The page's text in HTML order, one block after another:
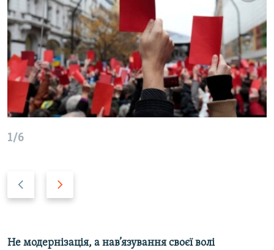
1/6
i
s
Не модернізація, а нав’язування своєї волі